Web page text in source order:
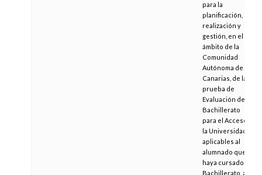
para la
planificación,
realización y
gestión, en el
ámbito de la
Comunidad
Autónoma de
Canarias, de la
prueba de
Evaluación de
Bachillerato
para el Acceso a
la Universidad,
aplicables al
alumnado que
haya cursado el
Bachillerato, así